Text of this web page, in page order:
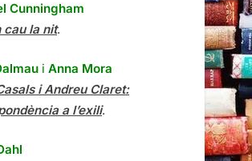
Cunningham
cau la nit.
i Anna Mora
i Andreu Claret:
a l’exili.